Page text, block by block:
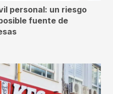
personal: un riesgo
fuente de